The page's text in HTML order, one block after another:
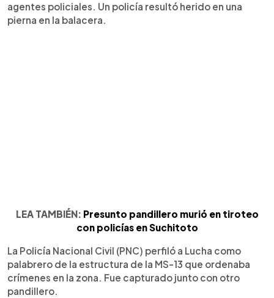
agentes policiales. Un policía resultó herido en una
pierna en la balacera.
LEA TAMBIÉN: Presunto pandillero murió en tiroteo
con policías en Suchitoto
La Policía Nacional Civil (PNC) perfiló a Lucha como
palabrero de la estructura de la MS-13 que ordenaba
crímenes en la zona. Fue capturado junto con otro
pandillero.